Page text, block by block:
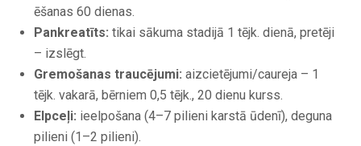
ēšanas 60 dienas.
Pankreatīts: tikai sākuma stadijā 1 tējk. dienā, pretēji
– izslēgt.
Gremošanas traucējumi: aizcietējumi/caureja – 1
tējk. vakarā, bērniem 0,5 tējk., 20 dienu kurss.
Elpceļi: ieelpošana (4–7 pilieni karstā ūdenī), deguna
pilieni (1–2 pilieni).